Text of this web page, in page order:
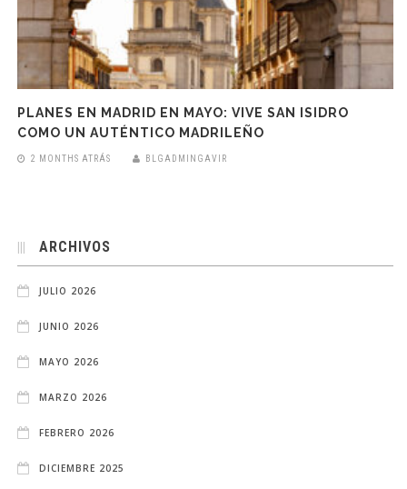
PLANES EN MADRID EN MAYO: VIVE SAN ISIDRO
COMO UN AUTÉNTICO MADRILEÑO
2 MONTHS ATRÁS BLGADMINGAVIR
ARCHIVOS
JULIO 2026
JUNIO 2026
MAYO 2026
MARZO 2026
FEBRERO 2026
DICIEMBRE 2025